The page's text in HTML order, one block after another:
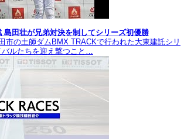
島田壮が兄弟対決を制してシリーズ初優勝
市の土師ダムBMX TRACKで行われた大東建託シリ
ルたちを迎え撃つこと…